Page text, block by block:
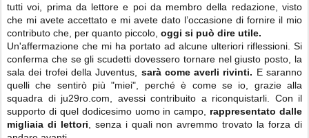
tutti voi, prima da lettore e poi da membro della redazione, visto
che mi avete accettato e mi avete dato l’occasione di fornire il mio
contributo che, per quanto piccolo, oggi si può dire utile.
Un'affermazione che mi ha portato ad alcune ulteriori riflessioni. Si
conferma che se gli scudetti dovessero tornare nel giusto posto, la
sala dei trofei della Juventus, sarà come averli rivinti. E saranno
quelli che sentirò più "miei", perché è come se io, grazie alla
squadra di ju29ro.com, avessi contribuito a riconquistarli. Con il
supporto di quel dodicesimo uomo in campo, rappresentato dalle
migliaia di lettori , senza i quali non avremmo trovato la forza di